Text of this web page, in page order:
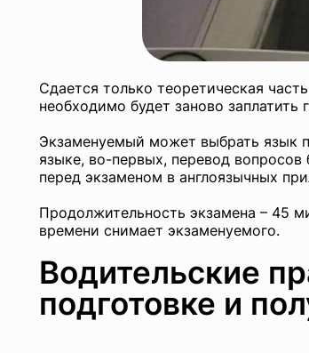
Сдается только теоретическая
необходимо будет заново
Экзаменуемый может выбрать язык
языке, во-первых, перевод
перед экзаменом в англоязычных
Продолжительность экзамена – 45
времени снимает экзаменуемого.
Водительские
подготовке и